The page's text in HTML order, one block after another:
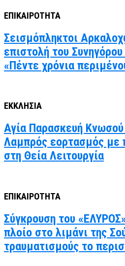
ΕΠΙΚΑΙΡΟΤΗΤΑ
Σεισμόπληκτοι
επιστολή του
«Πέντε χρόνια
ΕΚΚΛΗΣΙΑ
Αγία Παρασκευή
Λαμπρός εορτασμός με
στη Θεία Λειτουργία
ΕΠΙΚΑΙΡΟΤΗΤΑ
Σύγκρουση του
πλοίο στο λιμάνι της
τραυματισμούς το